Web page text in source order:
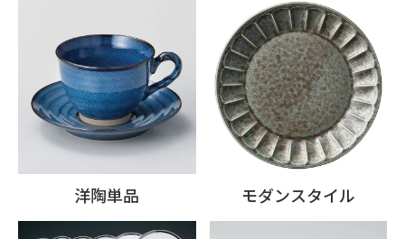
洋陶単品 モダンスタイル